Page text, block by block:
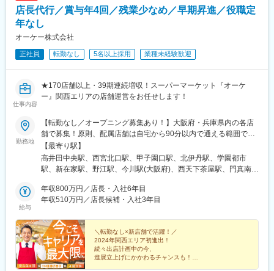
店長代行／賞与年4回／残業少なめ／早期昇進／役職定
年なし
オーケー株式会社
正社員 転勤なし 5名以上採用 業種未経験歓迎
仕事内容
★170店舗以上・39期連続増収！スーパーマーケット『オーケ
ー』関西エリアの店舗運営をお任せします！
勤務地
【転勤なし／オープニング募集あり！】大阪府・兵庫県内の各店
舗で募集！原則、配属店舗は自宅から90分以内で通える範囲で決
定します（転居を伴う異動無し）。なお、希望があれば転居を伴
う異動（関東・関西）を検討する場合もございます。※転居を伴う
異動の場合、諸費用は会社負担（社内規定有）【高井田店】大阪
庫県西宮市芦原町11-1 ブランズ西宮北口101【南武庫之荘店】兵
庫県尼崎市南武庫之荘11-9-6【北伊丹店】兵庫県伊丹市北園1-
家店】兵庫県神戸市灘区新在家南町1-2-2 サザンモール六甲
PLUS+ 1階【野江店】 大阪府大阪市城東区中央2-15-6【今川店】
大阪府大阪市東住吉区今川8-3-33【南津守店】大阪府大阪市西成
区南津守1-6-41【大東新田西町店】大阪府大東市新田西町6-
39【豊中穂積店】大阪府豊中市穂積2-7-8【高槻赤大路店】
【最寄り駅】
高井田中央駅、西宮北口駅、甲子園口駅、北伊丹駅、学園都市
駅、新在家駅、野江駅、今川駅(大阪府)、西天下茶屋駅、門真南
ＪＲ野江駅、西宮駅(ＪＲ線)、蒲生四丁目駅
給与
年収800万円／店長・入社6年目
年収510万円／店長候補・入社3年目
＼転勤なし×新店舗で活躍！／
2024年関西エリア初進出！
続々出店計画中の今、
進展立上げにかかわるチャンスも！